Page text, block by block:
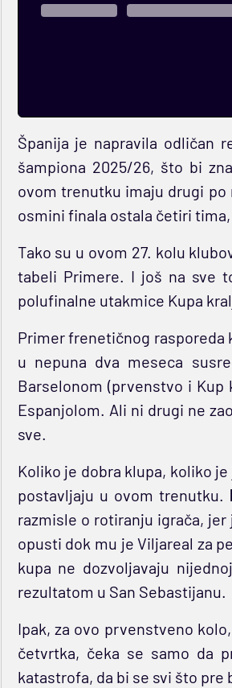
Španija je napravila odličan
šampiona 2025/26, što bi
ovom trenutku imaju drugi
osmini finala ostala četiri
Tako su u ovom 27. kolu
tabeli Primere. I još na sve
polufinalne utakmice Kupa
Primer frenetičnog rasporeda
u nepuna dva meseca
Barselonom (prvenstvo i
Espanjolom. Ali ni drugi ne
sve.
Koliko je dobra klupa, koliko
postavljaju u ovom trenutku.
razmisle o rotiranju igrača,
opusti dok mu je Viljareal za
kupa ne dozvoljavaju
rezultatom u San Sebastijanu.
Ipak, za ovo prvenstveno
četvrtka, čeka se samo da
katastrofa, da bi se svi što pre